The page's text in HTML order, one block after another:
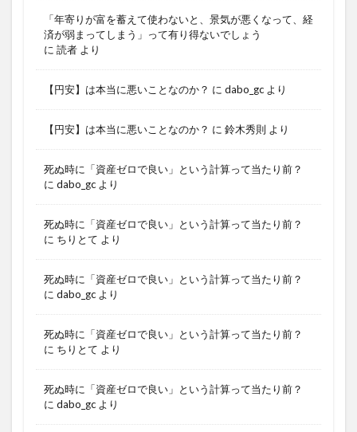
「年寄りが富を蓄えて使わないと、景気が悪くなって、経
済が弱まってしまう」って有り得ないでしょう
に 読者 より
【円安】は本当に悪いことなのか？ に dabo_gc より
【円安】は本当に悪いことなのか？ に 鈴木秀則 より
死ぬ時に「資産ゼロで良い」という計算って当たり前？
に dabo_gc より
死ぬ時に「資産ゼロで良い」という計算って当たり前？
に ちりとて より
死ぬ時に「資産ゼロで良い」という計算って当たり前？
に dabo_gc より
死ぬ時に「資産ゼロで良い」という計算って当たり前？
に ちりとて より
死ぬ時に「資産ゼロで良い」という計算って当たり前？
に dabo_gc より